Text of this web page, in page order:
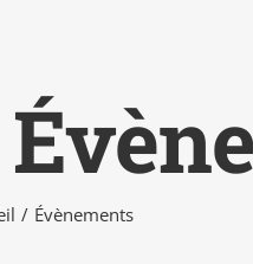
Évènements